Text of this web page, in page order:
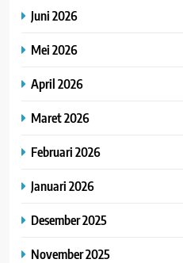
Juni 2026
Mei 2026
April 2026
Maret 2026
Februari 2026
Januari 2026
Desember 2025
November 2025